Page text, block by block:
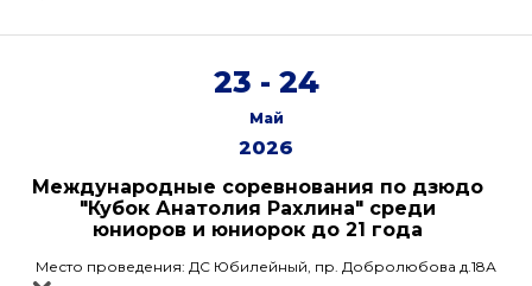
23 - 24
Май
2026
Международные соревнования по дзюдо
"Кубок Анатолия Рахлина" среди
юниоров и юниорок до 21 года
Место проведения: ДС Юбилейный, пр. Добролюбова д.18А